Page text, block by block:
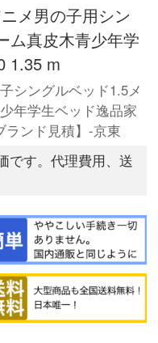
メ男の子用シン
ム真皮木青少年学
1.35 m
シングルベッド1.5メ
年学生ベッド逸品家
ランド見積】-京東
です。代理費用、送